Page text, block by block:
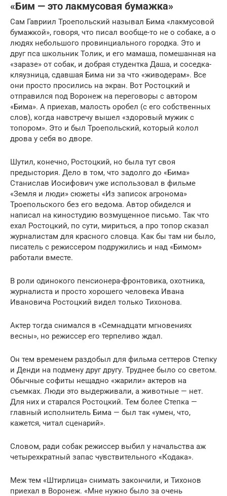
«Бим — это лакмусовая бумажка»
Сам Гавриил Троепольский называл Бима «лакмусовой
бумажкой», говоря, что писал вообще-то не о собаке, а о
людях небольшого провинциального городка. Это и
друг пса школьник Толик, и его мамаша, помешанная на
«заразе» от собак, и добрая студентка Даша, и соседка-
кляузница, сдавшая Бима ни за что «живодерам». Все
они просто просились на экран. Вот Ростоцкий и
отправился под Воронеж на переговоры с автором
«Бима». А приехав, малость оробел (с его собственных
слов), когда навстречу вышел «здоровый мужик с
топором». Это и был Троепольский, который колол
дрова у себя во дворе.
Шутил, конечно, Ростоцкий, но была тут своя
предыстория. Дело в том, что задолго до «Бима»
Станислав Иосифович уже использовал в фильме
«Земля и люди» сюжеты «Из записок агронома»
Троепольского без его ведома. Автор обиделся и
написал на киностудию возмущенное письмо. Так что
ехал Ростоцкий, по сути, мириться, а про топор сказал
журналистам для красного словца. Как бы там ни было,
писатель с режиссером подружились и над «Бимом»
работали вместе.
В роли одинокого пенсионера-фронтовика, охотника,
журналиста и просто хорошего человека Ивана
Ивановича Ростоцкий видел только Тихонова.
Актер тогда снимался в «Семнадцати мгновениях
весны», но режиссер его терпеливо ждал.
Он тем временем раздобыл для фильма сеттеров Степку
и Денди на подмену друг другу. Труднее было со светом.
Обычные софиты нещадно «жарили» актеров на
съемках. Люди это выдерживали, а животные — нет.
Для них и старался Ростоцкий. Тем более Степка —
главный исполнитель Бима — был так «умен, что,
кажется, читал сценарий».
Словом, ради собак режиссер выбил у начальства аж
четырехкратный запас чувствительного «Кодака».
Меж тем «Штирлица» снимать закончили, и Тихонов
приехал в Воронеж. «Мне нужно было за очень